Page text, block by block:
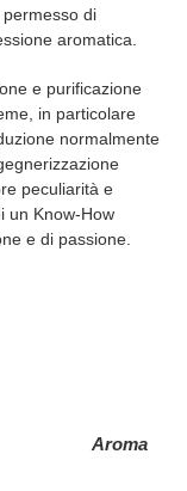
di
aromatica.
e purificazione
in particolare
normalmente
peculiarità e
un Know-How
e di passione.
Aroma